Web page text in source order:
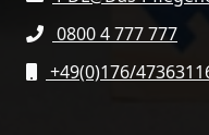
0800 4 777 777
+49(0)176/